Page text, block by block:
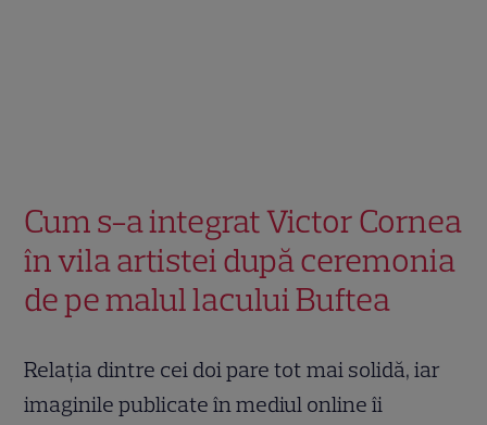
Cum s-a integrat Victor Cornea
în vila artistei după ceremonia
de pe malul lacului Buftea
Relația dintre cei doi pare tot mai solidă, iar
imaginile publicate în mediul online îi